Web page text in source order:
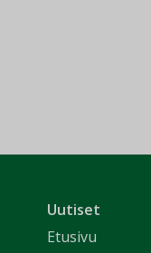
Uutiset
Etusivu